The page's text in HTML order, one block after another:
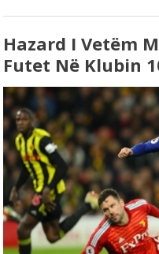
Hazard I Vetëm
Futet Në Klubin